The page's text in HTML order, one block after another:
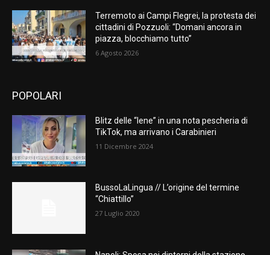
Terremoto ai Campi Flegrei, la protesta dei
cittadini di Pozzuoli: “Domani ancora in
piazza, blocchiamo tutto”
6 Agosto 2026
POPOLARI
Blitz delle “Iene” in una nota pescheria di
TikTok, ma arrivano i Carabinieri
11 Dicembre 2024
BussoLaLingua // L’origine del termine
“Chiattillo”
27 Luglio 2020